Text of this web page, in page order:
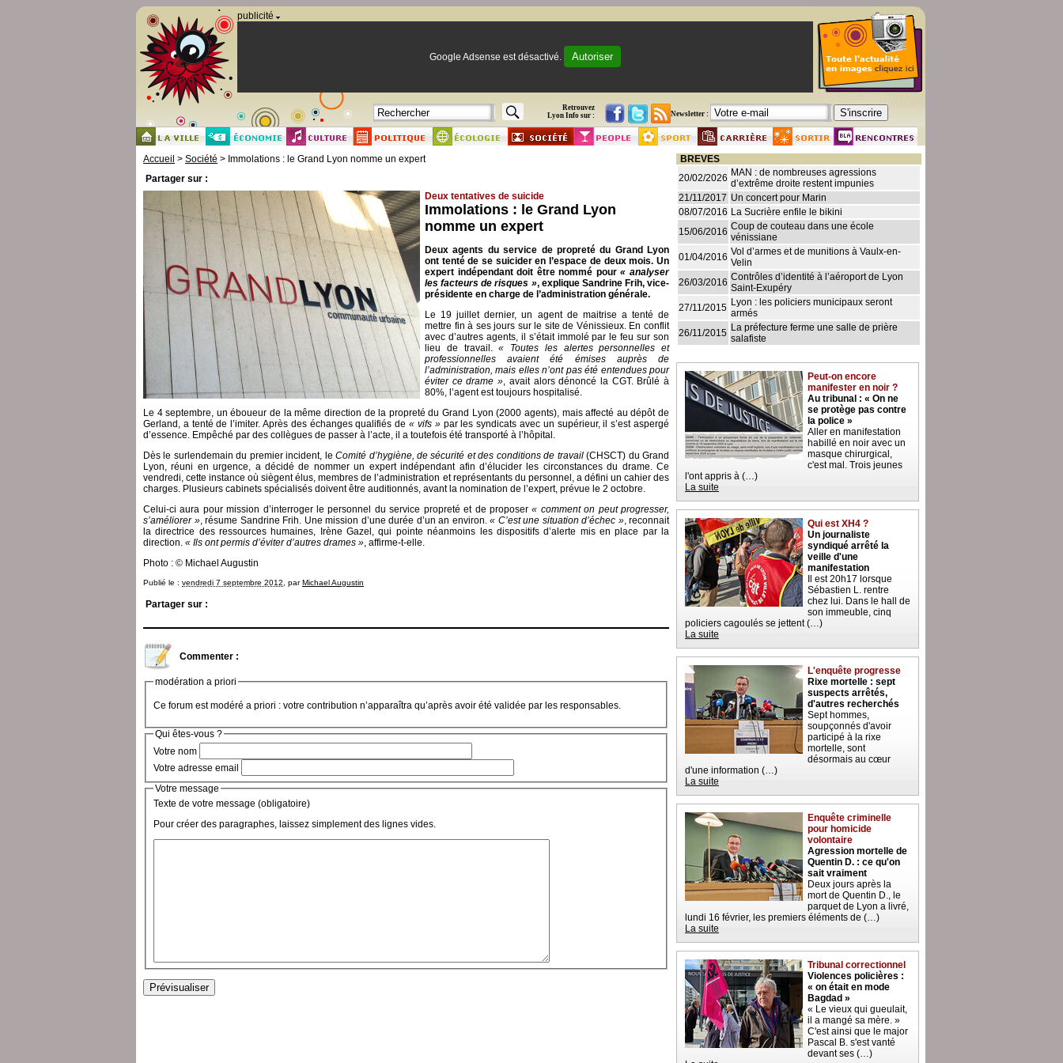
publicité
Google Adsense est désactivé. Autoriser
Retrouvez
Lyon Info sur :
Newsletter :
Accueil > Société > Immolations : le Grand Lyon nomme un expert
Partager sur :
Deux tentatives de suicide
Immolations : le Grand Lyon
nomme un expert
Deux agents du service de propreté du Grand Lyon
ont tenté de se suicider en l’espace de deux mois. Un
expert indépendant doit être nommé pour« analyser
les facteurs de risques », explique Sandrine Frih, vice-
présidente en charge de l’administration générale.
Le 19 juillet dernier, un agent de maitrise a tenté de
mettre fin à ses jours sur le site de Vénissieux. En conflit
avec d’autres agents, il s’était immolé par le feu sur son
lieu de travail.« Toutes les alertes personnelles et
professionnelles avaient été émises auprès de
l’administration, mais elles n’ont pas été entendues pour
éviter ce drame », avait alors dénoncé la CGT. Brûlé à
80%, l’agent est toujours hospitalisé.
Le 4 septembre, un éboueur de la même direction de la propreté du Grand Lyon (2000 agents), mais affecté au dépôt de
Gerland, a tenté de l’imiter. Après des échanges qualifiés de« vifs »par les syndicats avec un supérieur, il s’est aspergé
d’essence. Empêché par des collègues de passer à l’acte, il a toutefois été transporté à l’hôpital.
Dès le surlendemain du premier incident, leComité d’hygiène, de sécurité et des conditions de travail(CHSCT) du Grand
Lyon, réuni en urgence, a décidé de nommer un expert indépendant afin d’élucider les circonstances du drame. Ce
vendredi, cette instance où siègent élus, membres de l’administration et représentants du personnel, a défini un cahier des
charges. Plusieurs cabinets spécialisés doivent être auditionnés, avant la nomination de l’expert, prévue le 2 octobre.
Celui-ci aura pour mission d’interroger le personnel du service propreté et de proposer« comment on peut progresser,
s’améliorer », résume Sandrine Frih. Une mission d’une durée d’un an environ. « C’est une situation d’échec », reconnait
la directrice des ressources humaines, Irène Gazel, qui pointe néanmoins les dispositifs d’alerte mis en place par la
direction. « Ils ont permis d’éviter d’autres drames », affirme-t-elle.
Photo : © Michael Augustin
Publié le : vendredi 7 septembre 2012 , parMichael Augustin
Partager sur :
Commenter :
modération a priori
Ce forum est modéré a priori : votre contribution n’apparaîtra qu’après avoir été validée par les responsables.
Qui êtes-vous ?
Votre nom
Votre adresse email
Votre message
Texte de votre message (obligatoire)
Pour créer des paragraphes, laissez simplement des lignes vides.
BREVES
20/02/2026 MAN : de nombreuses agressions
d’extrême droite restent impunies
21/11/2017 Un concert pour Marin
08/07/2016 La Sucrière enfile le bikini
15/06/2016 Coup de couteau dans une école
vénissiane
01/04/2016 Vol d’armes et de munitions à Vaulx-en-
Velin
26/03/2016 Contrôles d’identité à l’aéroport de Lyon
Saint-Exupéry
27/11/2015 Lyon : les policiers municipaux seront
armés
26/11/2015 La préfecture ferme une salle de prière
salafiste
Peut-on encore
manifester en noir ?
Au tribunal : « On ne
se protège pas contre
la police »
Aller en manifestation
habillé en noir avec un
masque chirurgical,
c'est mal. Trois jeunes
l'ont appris à (…)
La suite
Qui est XH4 ?
Un journaliste
syndiqué arrêté la
veille d'une
manifestation
Il est 20h17 lorsque
Sébastien L. rentre
chez lui. Dans le hall de
son immeuble, cinq
policiers cagoulés se jettent (…)
La suite
L'enquête progresse
Rixe mortelle : sept
suspects arrêtés,
d'autres recherchés
Sept hommes,
soupçonnés d'avoir
participé à la rixe
mortelle, sont
désormais au cœur
d'une information (…)
La suite
Enquête criminelle
pour homicide
volontaire
Agression mortelle de
Quentin D. : ce qu'on
sait vraiment
Deux jours après la
mort de Quentin D., le
parquet de Lyon a livré,
lundi 16 février, les premiers éléments de (…)
La suite
Tribunal correctionnel
Violences policières :
« on était en mode
Bagdad »
« Le vieux qui gueulait,
il a mangé sa mère. »
C'est ainsi que le major
Pascal B. s'est vanté
devant ses (…)
Panneau de gestion des cookies